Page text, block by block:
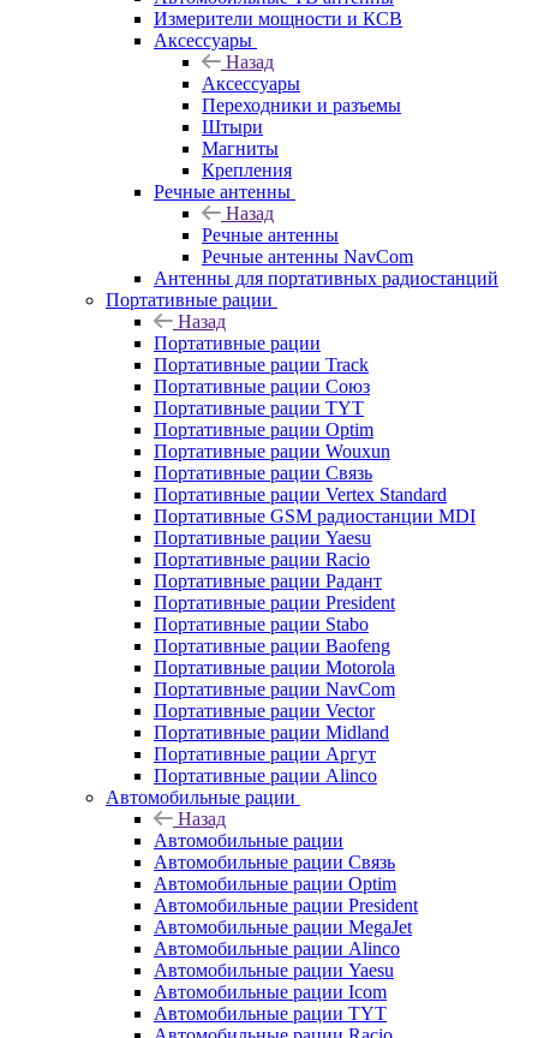
Измерители мощности и КСВ
Аксессуары
Назад
Аксессуары
Переходники и разъемы
Штыри
Магниты
Крепления
Речные антенны
Назад
Речные антенны
Речные антенны NavCom
Антенны для портативных радиостанций
Портативные рации
Назад
Портативные рации
Портативные рации Track
Портативные рации Союз
Портативные рации TYT
Портативные рации Optim
Портативные рации Wouxun
Портативные рации Связь
Портативные рации Vertex Standard
Портативные GSM радиостанции MDI
Портативные рации Yaesu
Портативные рации Racio
Портативные рации Радант
Портативные рации President
Портативные рации Stabo
Портативные рации Baofeng
Портативные рации Motorola
Портативные рации NavCom
Портативные рации Vector
Портативные рации Midland
Портативные рации Аргут
Портативные рации Alinco
Автомобильные рации
Назад
Автомобильные рации
Автомобильные рации Связь
Автомобильные рации Optim
Автомобильные рации President
Автомобильные рации MegaJet
Автомобильные рации Alinco
Автомобильные рации Yaesu
Автомобильные рации Icom
Автомобильные рации TYT